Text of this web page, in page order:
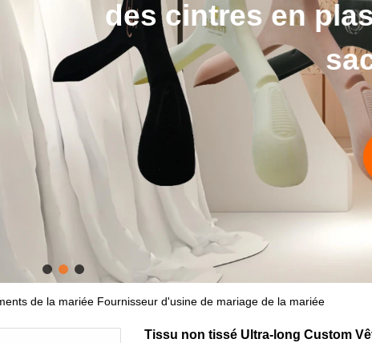
Les détails des
la coutume.
pour en savoir plus
de la mariée Fournisseur d'usine de mariage de la mariée
Tissu non tissé Ultra-long Custom